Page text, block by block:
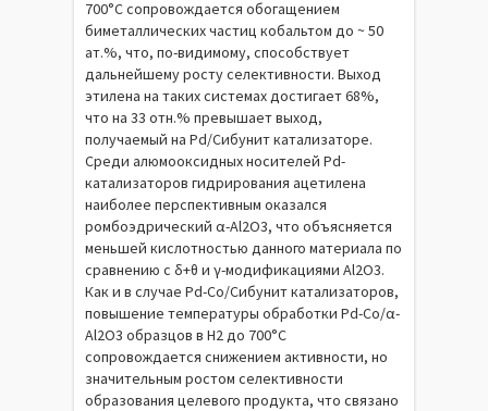
700°С сопровождается обогащением
биметаллических частиц кобальтом до ~ 50
ат.%, что, по-видимому, способствует
дальнейшему росту селективности. Выход
этилена на таких системах достигает 68%,
что на 33 отн.% превышает выход,
получаемый на Pd/Сибунит катализаторе.
Среди алюмооксидных носителей Pd-
катализаторов гидрирования ацетилена
наиболее перспективным оказался
ромбоэдрический α-Al2O3, что объясняется
меньшей кислотностью данного материала по
сравнению с δ+θ и γ-модификациями Al2O3.
Как и в случае Pd-Co/Сибунит катализаторов,
повышение температуры обработки Pd-Co/α-
Al2O3 образцов в H2 до 700°С
сопровождается снижением активности, но
значительным ростом селективности
образования целевого продукта, что связано